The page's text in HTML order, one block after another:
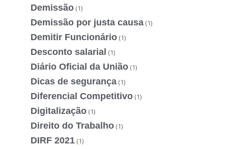
Demissão (1)
Demissão por justa causa (1)
Demitir Funcionário (1)
Desconto salarial (1)
Diário Oficial da União (1)
Dicas de segurança (1)
Diferencial Competitivo (1)
Digitalização (1)
Direito do Trabalho (1)
DIRF 2021 (1)